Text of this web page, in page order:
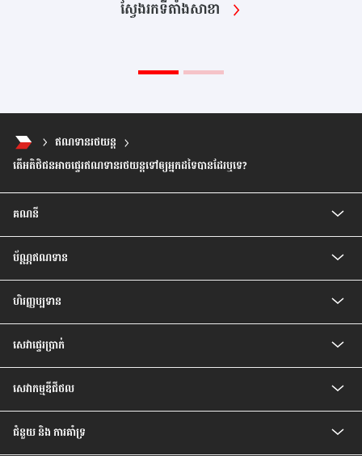
ស្វែងរកទីតាំងសាខា
ឥណទានរថយន្ត
តើអតិថិជនអាចផ្ទេរឥណទានរថយន្តទៅឲ្យអ្នកដទៃបានដែរឬទេ?
គណនី
គណនីកុមារ
គណនីបញ្ញើសំចៃ
គណនីសន្សំជាប្រាក់រៀល
គណនីបញ្ញើ មានកាលកំណត់
គណនីបញ្ញើ មានកាលកំណត់ ប្រាក់រៀល
គណនីបញ្ញើមានកាលកំណត់ រូបិយប័ណ្ណបរទេស
គណនីសន្សំវៃឆ្លាត
គណនីប្រាក់បៀវត្សវៃឆ្លាត
ប័ណ្ណឥណទាន
ប័ណ្ណឥណទាន CIMB Visa Gold
ប័ណ្ណឥណទាន CIMB PREFERRED VISA PLATINUM
បទប្បញ្ញត្តិ និងលក្ខខណ្ឌរបស់ម្ចាស់ប័ណ្ណ
ហិរញ្ញប្បទាន
ឥណទានគេហដ្ឋាន
ឥណទានរថយន្ត
ឥណទានបុគ្គល
ឥណទានប្រាក់បៀវត្ស
ឥណទានកែលម្អគេហដ្ឋាន
សេវា​ផ្ទេរ​ប្រាក់
សេវាផ្ទេរប្រាក់ Telegraph
សេវាកម្មឌីជីថល
សេវាធនាគារដោយខ្លួនឯង
ជំនួយ និង ការគាំទ្រ